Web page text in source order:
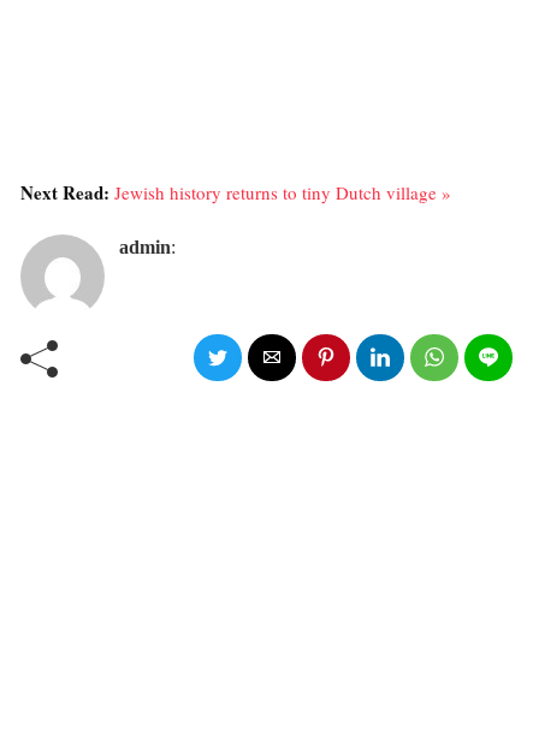
Next Read: Jewish history returns to tiny Dutch village »
admin: